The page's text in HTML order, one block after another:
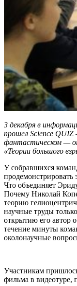
3 декабря в
прошел Science QUIZ
фантастическом — от
«Теории большого
У собравшихся
продемонстрировать
Что объединяет
Почему Николай
теорию
научные труды
открытию его автор
течение минуты
околонаучные
Участникам
фильма в видеотуре,